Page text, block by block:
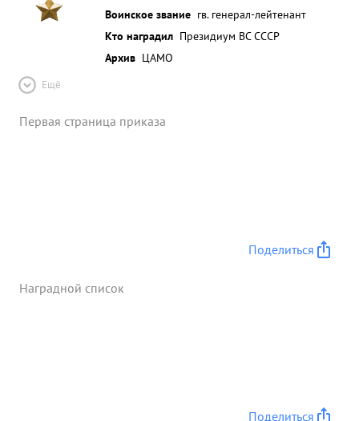
Воинское звание гв. генерал-лейтенант
Кто наградил Президиум ВС СССР
Архив ЦАМО
Ещё
Первая страница приказа
Поделиться
Наградной список
Поделиться